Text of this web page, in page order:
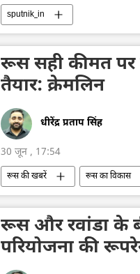
sputnik_in
रूस सही कीमत
तैयार: क्रेमलिन
धीरेंद्र प्रताप सिंह
30 जून , 17:54
रूस की खबरें रूस का विकास
तेल का आयात
तेल उत्पादन
रूस और रवांडा के
परियोजना की